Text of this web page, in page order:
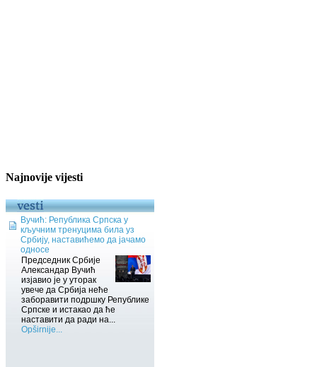
Najnovije vijesti